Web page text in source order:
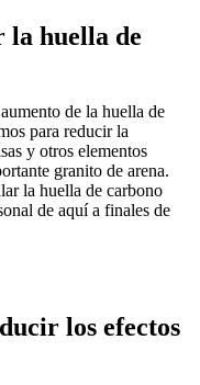
la huella de
de la huella de
para reducir la
y otros elementos
granito de arena.
la huella de carbono
de aquí a finales de
los efectos